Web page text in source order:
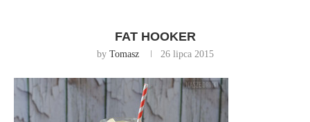
FAT HOOKER
by Tomasz 26 lipca 2015